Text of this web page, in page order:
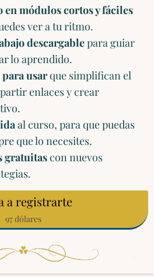
en módulos cortos y fáciles
ver a tu ritmo.
descargablepara guiar
lo aprendido.
usarque simplifican el
enlaces y crear
al curso, para que puedas
que lo necesites.
gratuitascon nuevos
a registrarte
97 dólares